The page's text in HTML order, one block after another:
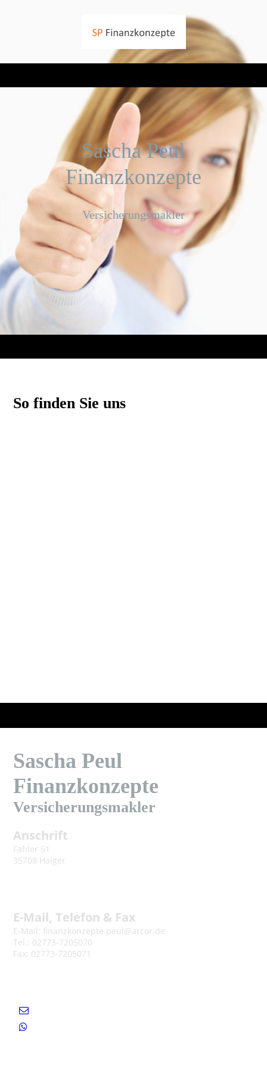
Sascha Peul
Finanzkonzepte
Versicherungsmakler
So finden Sie uns
Sascha Peul
Finanzkonzepte
Versicherungsmakler
Anschrift
Fahler 51
35708 Haiger
E-Mail, Telefon & Fax
E-Mail: finanzkonzepte.peul@arcor.de
Tel.: 02773-7205070
Fax: 02773-7205071